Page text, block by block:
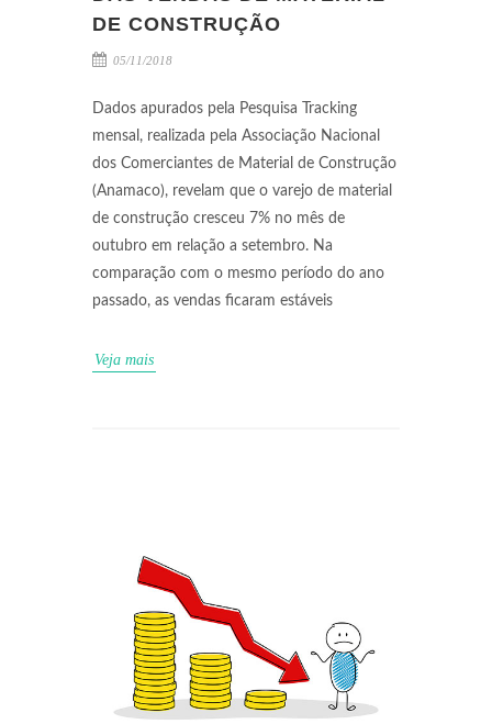
DE CONSTRUÇÃO
05/11/2018
Dados apurados pela Pesquisa Tracking
mensal, realizada pela Associação Nacional
dos Comerciantes de Material de Construção
(Anamaco), revelam que o varejo de material
de construção cresceu 7% no mês de
outubro em relação a setembro. Na
comparação com o mesmo período do ano
passado, as vendas ficaram estáveis
Veja mais